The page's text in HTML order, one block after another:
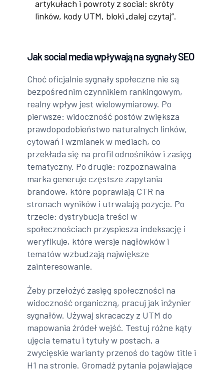
artykułach i powroty z social: skróty
linków, kody UTM, bloki „dalej czytaj”.
Jak social media wpływają na sygnały SEO
Choć oficjalnie sygnały społeczne nie są
bezpośrednim czynnikiem rankingowym,
realny wpływ jest wielowymiarowy. Po
pierwsze: widoczność postów zwiększa
prawdopodobieństwo naturalnych linków,
cytowań i wzmianek w mediach, co
przekłada się na profil odnośników i zasięg
tematyczny. Po drugie: rozpoznawalna
marka generuje częstsze zapytania
brandowe, które poprawiają CTR na
stronach wyników i utrwalają pozycje. Po
trzecie: dystrybucja treści w
społecznościach przyspiesza indeksację i
weryfikuje, które wersje nagłówków i
tematów wzbudzają największe
zainteresowanie.
Żeby przełożyć zasięg społeczności na
widoczność organiczną, pracuj jak inżynier
sygnałów. Używaj skracaczy z UTM do
mapowania źródeł wejść. Testuj różne kąty
ujęcia tematu i tytuły w postach, a
zwycięskie warianty przenoś do tagów title i
H1 na stronie. Gromadź pytania pojawiające